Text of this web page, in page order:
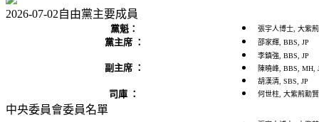
2026-07-02自由黨主要成員
黨魁： 張宇人博士, 大紫
黨主席 ： 邵家輝, BBS, JP
副主席 ：
李鎮強, BBS, JP
陳曉峰, BBS, MH,
胡漢清, SBS, JP
司庫 ： 何世柱, 大紫荊勳
中央委員會委員名單